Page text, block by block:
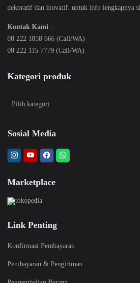
dekoratif dan inovatif. untuk info lengkapnya
Kontak Kami :
08 222 1858 666 (Call/WA)
08 222 115 7779 (Call/WA)
Kategori produk
Sosial Media
Marketplace
Link Penting
Konfirmasi Pembayaran
Pembayaran & Pengiriman